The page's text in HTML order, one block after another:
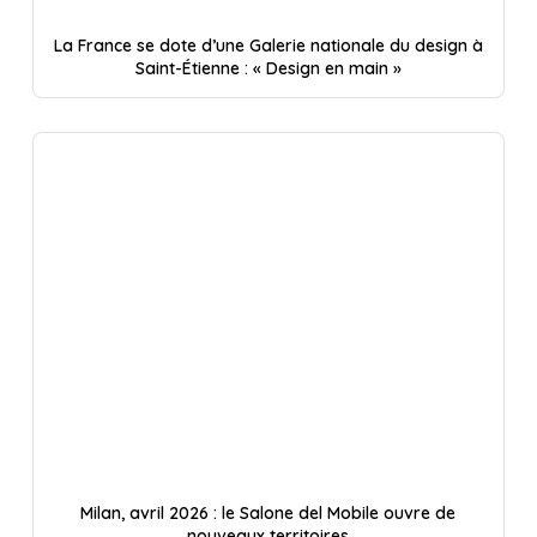
La France se dote d’une Galerie nationale du design à
Saint-Étienne : « Design en main »
Milan, avril 2026 : le Salone del Mobile ouvre de